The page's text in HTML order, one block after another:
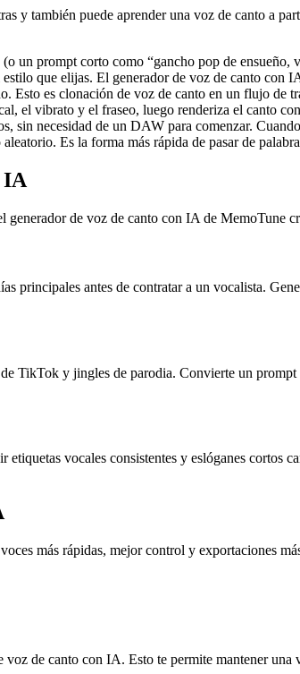
y también puede aprender una voz de canto a
un prompt corto como “gancho pop de
que elijas. El generador de voz de canto con
Esto es clonación de voz de canto en un flujo de
el vibrato y el fraseo, luego renderiza el canto
sin necesidad de un DAW para comenzar.
Es la forma más rápida de pasar de
IA
de voz de canto con IA de MemoTune
principales antes de contratar a un vocalista.
TikTok y jingles de parodia. Convierte un
vocales consistentes y eslóganes cortos
más rápidas, mejor control y exportaciones
de canto con IA. Esto te permite mantener